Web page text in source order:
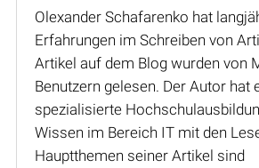
Olexander Schafarenko hat
Erfahrungen im Schreiben von
Artikel auf dem Blog wurden von
Benutzern gelesen. Der Autor hat
spezialisierte
Wissen im Bereich IT mit den
Hauptthemen seiner Artikel sind